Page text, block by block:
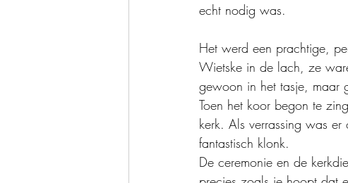
echt nodig was.
Het werd een prachtige,
Wietske in de lach, ze
gewoon in het tasje, maar
Toen het koor begon te
kerk. Als verrassing was
fantastisch klonk.
De ceremonie en de